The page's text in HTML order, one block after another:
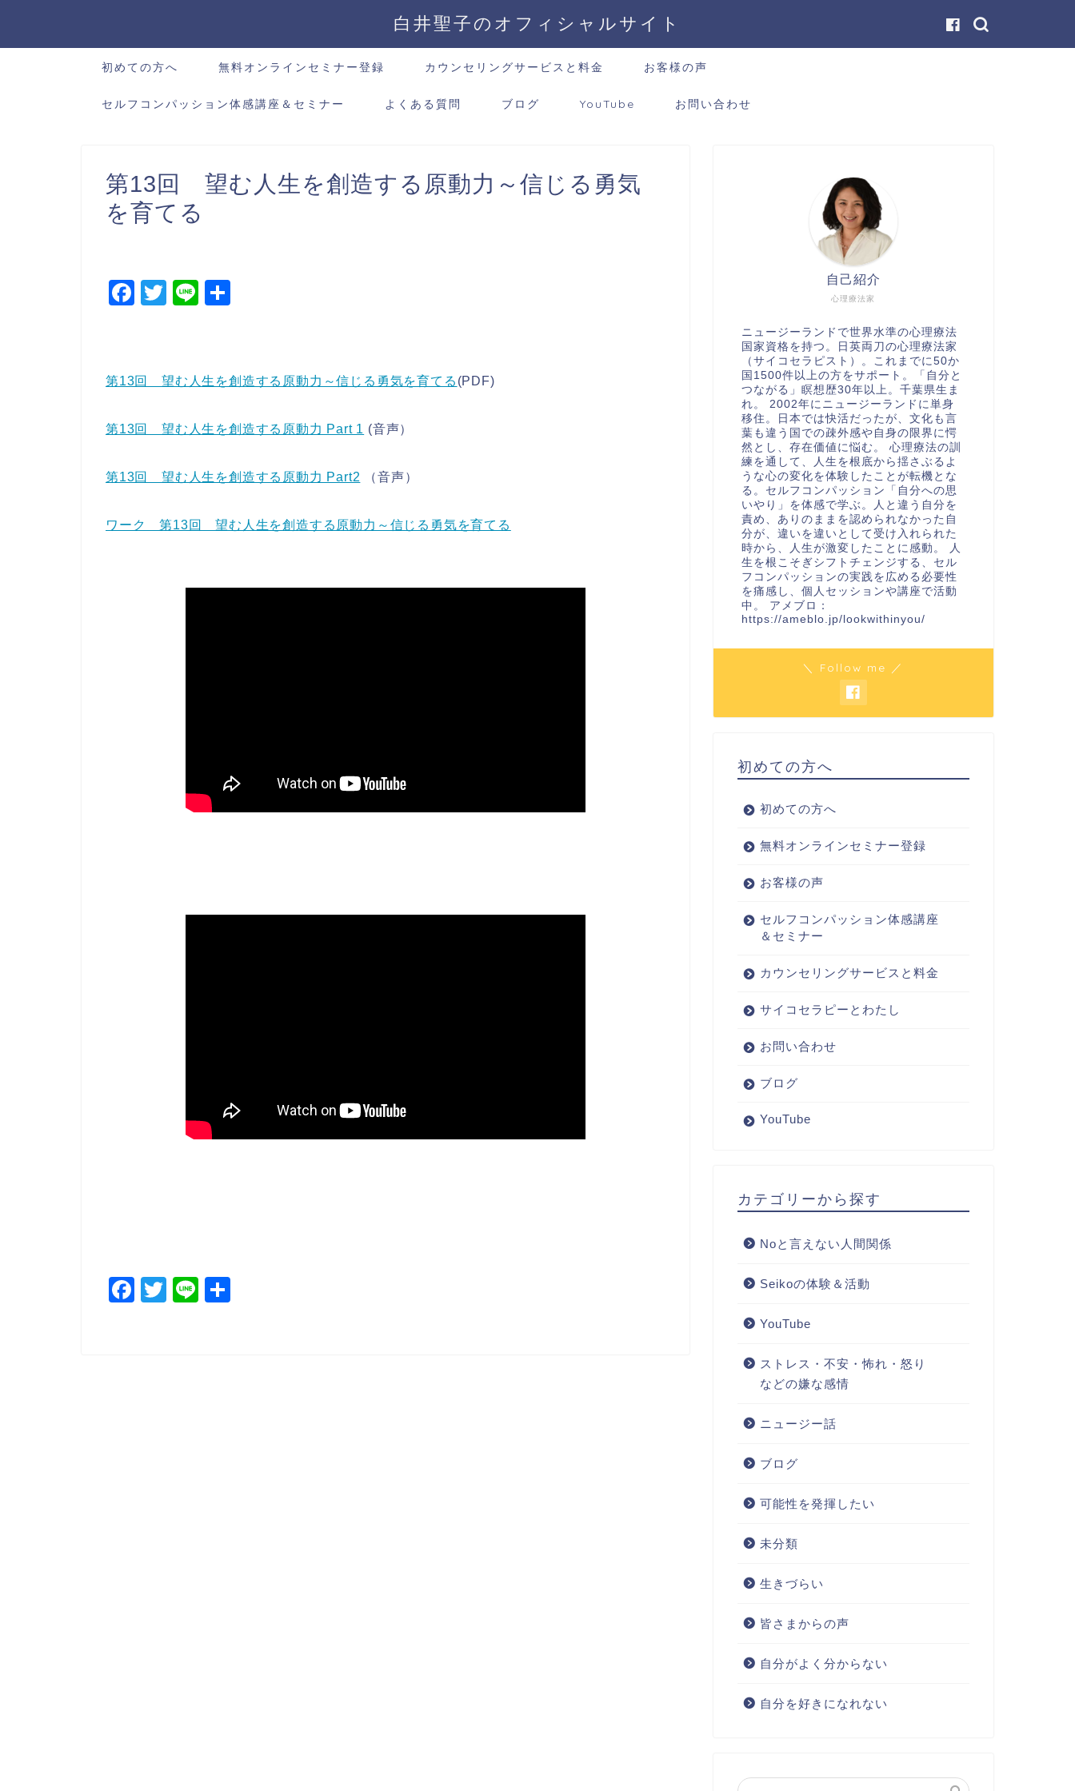
白井聖子のオフィシャルサイト
初めての方へ 無料オンラインセミナー登録 カウンセリングサービスと料金 お客様の声
セルフコンパッション体感講座＆セミナー よくある質問 ブログ YouTube お問い合わせ
第13回 望む人生を創造する原動力～信じる勇気
を育てる
F
e
b
o
k
T
er
Li
第13回 望む人生を創造する原動力～信じる勇気を育てる (PDF)
第13回 望む人生を創造する原動力 Part 1 (音声）
第13回 望む人生を創造する原動力 Part2 （音声）
ワーク 第13回 望む人生を創造する原動力～信じる勇気を育てる
F
T
Li
心理療法家
自己紹介
ニュージーランドで世界水準の心理療法
国家資格を持つ。日英両刀の心理療法家
（サイコセラピスト）。これまでに50か
国1500件以上の方をサポート。「自分と
つながる」瞑想歴30年以上。千葉県生ま
れ。 2002年にニュージーランドに単身
移住。日本では快活だったが、文化も言
葉も違う国での疎外感や自身の限界に愕
然とし、存在価値に悩む。 心理療法の訓
練を通して、人生を根底から揺さぶるよ
うな心の変化を体験したことが転機とな
る。セルフコンパッション「自分への思
いやり」を体感で学ぶ。人と違う自分を
責め、ありのままを認められなかった自
分が、違いを違いとして受け入れられた
時から、人生が激変したことに感動。 人
生を根こそぎシフトチェンジする、セル
フコンパッションの実践を広める必要性
を痛感し、個人セッションや講座で活動
中。 アメブロ：
https://ameblo.jp/lookwithinyou/
＼ Follow me ／
初めての方へ
初めての方へ
無料オンラインセミナー登録
お客様の声
セルフコンパッション体感講座
＆セミナー
カウンセリングサービスと料金
サイコセラピーとわたし
お問い合わせ
ブログ
YouTube
カテゴリーから探す
Noと言えない人間関係
Seikoの体験＆活動
YouTube
ストレス・不安・怖れ・怒り
などの嫌な感情
ニュージー話
ブログ
可能性を発揮したい
未分類
生きづらい
皆さまからの声
自分がよく分からない
自分を好きになれない